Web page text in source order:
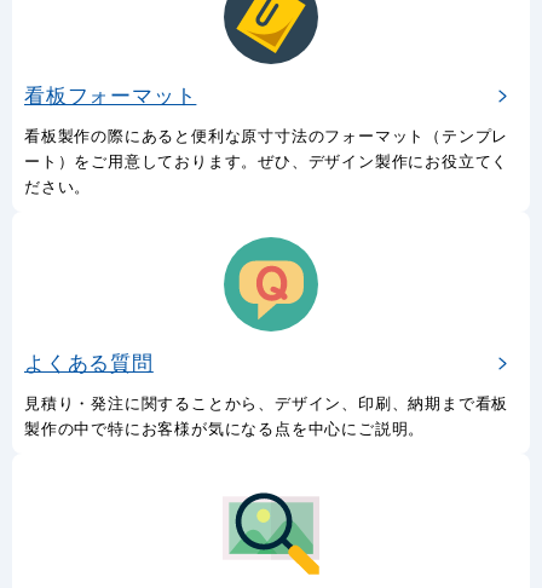
看板フォーマット
看板製作の際にあると便利な原寸寸法のフォーマット（テンプレ
ート）をご用意しております。ぜひ、デザイン製作にお役立てく
ださい。
よくある質問
見積り・発注に関することから、デザイン、印刷、納期まで看板
製作の中で特にお客様が気になる点を中心にご説明。